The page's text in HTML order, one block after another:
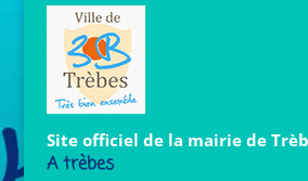
Site officiel de la mairie de
A trèbes